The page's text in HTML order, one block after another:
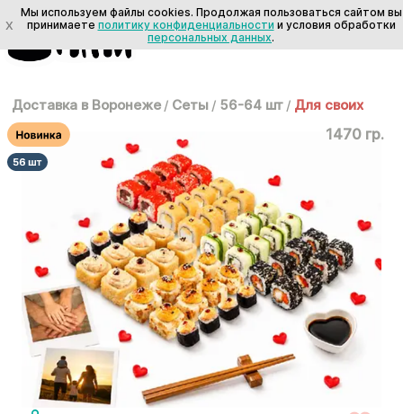
Доставка в Воронеже / Сеты / 56-64 шт / Для своих
1470 гр.
X
Мы используем файлы cookies. Продолжая пользоваться сайтом вы
принимаете политику конфиденциальности и условия обработки
персональных данных.